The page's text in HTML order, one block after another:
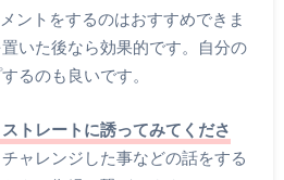
ントをするのはおすすめできま
いた後なら効果的です。自分の
るのも良いです。
トレートに誘ってみてくださ
ャレンジした事などの話をする